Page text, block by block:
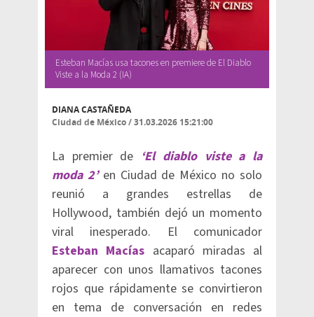
Esteban Macías usa tacones en premiere de El Diablo
Viste a la Moda 2 (IA)
DIANA CASTAÑEDA
Ciudad de México/31.03.2026 15:21:00
La premier de ‘El diablo viste a la
moda 2’en Ciudad de México no solo
reunió a grandes estrellas de
Hollywood, también dejó un momento
viral inesperado. El comunicador
Esteban Macías acaparó miradas al
aparecer con unos llamativos tacones
rojos que rápidamente se convirtieron
en tema de conversación en redes